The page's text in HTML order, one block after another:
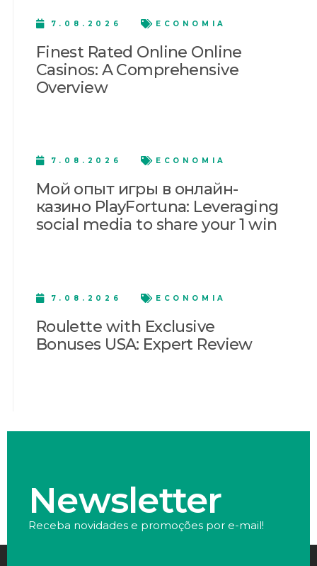
7.08.2026 ECONOMIA
Finest Rated Online Online
Casinos: A Comprehensive
Overview
7.08.2026 ECONOMIA
Мой опыт игры в онлайн-
казино PlayFortuna: Leveraging
social media to share your 1 win
7.08.2026 ECONOMIA
Roulette with Exclusive
Bonuses USA: Expert Review
Newsletter
Receba novidades e promoções por e-mail!